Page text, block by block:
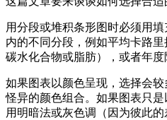
用分段或堆积条形图时必须用
内的不同分段，例如平均卡路里
碳水化合物或脂肪），或者年度
如果图表以颜色呈现，选择会
怪异的颜色组合。如果图表只
用明暗法或灰色调（因为彼此